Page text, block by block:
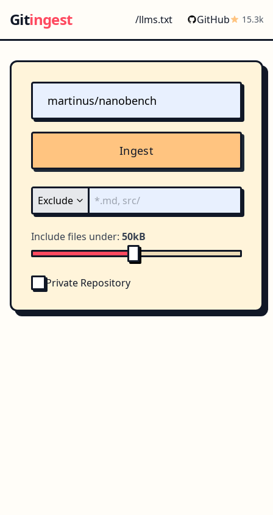
Gitingest /llms.txt GitHub 15.3k
Ingest
Include files under: 50kB
Private Repository